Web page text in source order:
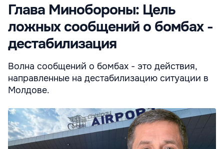
Глава Минобороны: Цель
ложных сообщений о бомбах -
дестабилизация
Волна сообщений о бомбах - это действия,
направленные на дестабилизацию ситуации в
Молдове.